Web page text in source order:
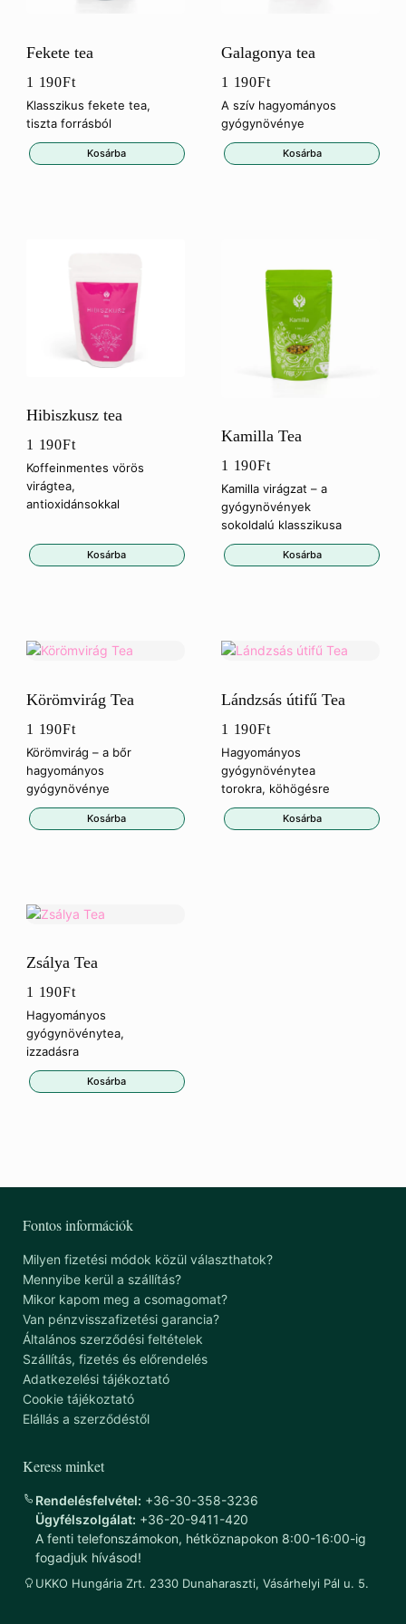
Fekete tea
1 190Ft
Klasszikus fekete tea,
tiszta forrásból
Kosárba
Galagonya tea
1 190Ft
A szív hagyományos
gyógynövénye
Kosárba
Hibiszkusz tea
1 190Ft
Koffeinmentes vörös
virágtea,
antioxidánsokkal
Kosárba
Kamilla Tea
1 190Ft
Kamilla virágzat – a
gyógynövények
sokoldalú klasszikusa
Kosárba
Körömvirág Tea
1 190Ft
Körömvirág – a bőr
hagyományos
gyógynövénye
Kosárba
Lándzsás útifű Tea
1 190Ft
Hagyományos
gyógynövénytea
torokra, köhögésre
Kosárba
Zsálya Tea
1 190Ft
Hagyományos
gyógynövénytea,
izzadásra
Kosárba
Fontos információk
Milyen fizetési módok közül választhatok?
Mennyibe kerül a szállítás?
Mikor kapom meg a csomagomat?
Van pénzvisszafizetési garancia?
Általános szerződési feltételek
Szállítás, fizetés és előrendelés
Adatkezelési tájékoztató
Cookie tájékoztató
Elállás a szerződéstől
Keress minket
Rendelésfelvétel: +36-30-358-3236
Ügyfélszolgálat: +36-20-9411-420
A fenti telefonszámokon, hétköznapokon 8:00-16:00-ig
fogadjuk hívásod!
UKKO Hungária Zrt. 2330 Dunaharaszti, Vásárhelyi Pál u. 5.